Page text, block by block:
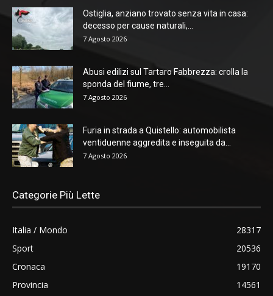
Ostiglia, anziano trovato senza vita in casa:
decesso per cause naturali,...
7 Agosto 2026
Abusi edilizi sul Tartaro Fabbrezza: crolla la
sponda del fiume, tre...
7 Agosto 2026
Furia in strada a Quistello: automobilista
ventiduenne aggredita e inseguita da...
7 Agosto 2026
Categorie Più Lette
Italia / Mondo
28317
Sport
20536
Cronaca
19170
Provincia
14561